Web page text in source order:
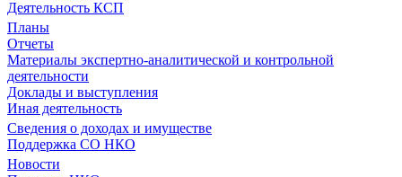
Деятельность КСП
Планы
Отчеты
Материалы экспертно-аналитической и контрольной
деятельности
Доклады и выступления
Иная деятельность
Сведения о доходах и имуществе
Поддержка СО НКО
Новости